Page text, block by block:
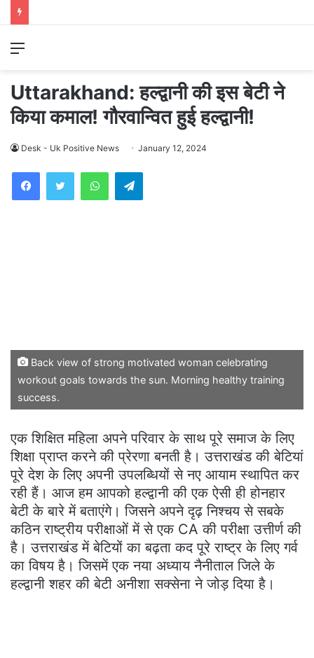
Menu
Uttarakhand: हल्द्वानी की इस बेटी ने
किया कमाल! गौरवान्वित हुई हल्द्वानी!
Desk - Uk Positive News January 12, 2024
WhatsAppTelegram
Back view of strong motivated woman celebrating
workout goals towards the sun. Morning healthy training
success.
एक शिक्षित महिला अपने परिवार के साथ पूरे समाज के लिए
शिक्षा प्राप्त करने की प्रेरणा बनती है। उत्तराखंड की बेटियां
पूरे देश के लिए अपनी उपलब्धियों से नए आयाम स्थापित कर
रही हैं। आज हम आपको हल्द्वानी की एक ऐसी ही होनहार
बेटी के बारे में बताएंगे। जिसने अपने दृढ़ निश्चय से सबके
कठिन राष्ट्रीय परीक्षाओं में से एक CA की परीक्षा उत्तीर्ण की
है। उत्तराखंड में बेटियों का बढ़ता कद पूरे राष्ट्र के लिए गर्व
का विषय है। जिसमें एक नया अध्याय नैनीताल जिले के
हल्द्वानी शहर की बेटी अनीशा सक्सेना ने जोड़ दिया है।